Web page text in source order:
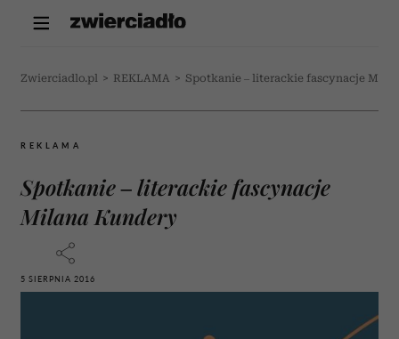
Zwierciadlo.pl > REKLAMA > Spotkanie – literackie fascynacje
REKLAMA
Spotkanie – literackie fascynacje
Milana Kundery
5 SIERPNIA 2016